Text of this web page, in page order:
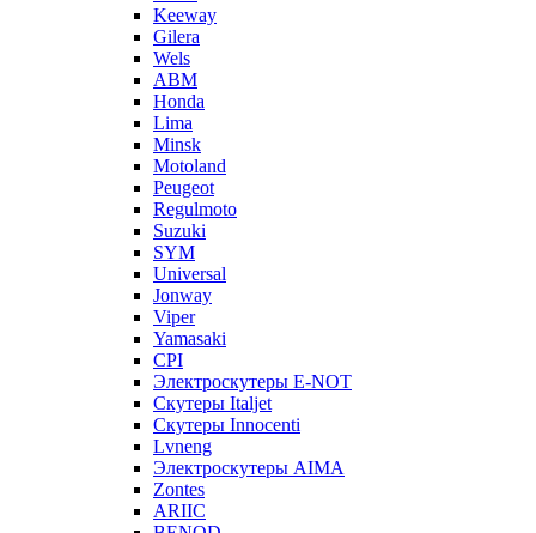
Keeway
Gilera
Wels
ABM
Honda
Lima
Minsk
Motoland
Peugeot
Regulmoto
Suzuki
SYM
Universal
Jonway
Viper
Yamasaki
CPI
Электроскутеры E-NOT
Скутеры Italjet
Скутеры Innocenti
Lvneng
Электроскутеры AIMA
Zontes
ARIIC